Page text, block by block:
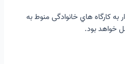
به کارگاه هاي خانوادگی منوط به
خواهد بود.